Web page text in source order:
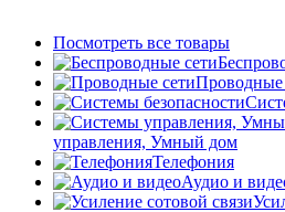
Посмотреть все товары
Проводные
управления, Умный дом
Телефония
Аудио и